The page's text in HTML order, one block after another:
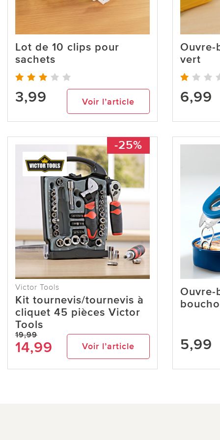
Lot de 10 clips pour
sachets
3,99 Voir l’article
Ouvre-
vert
6,99
-25%
Victor Tools
Kit tournevis/tournevis à
cliquet 45 pièces Victor
Tools
19,99
14,99 Voir l’article
Ouvre-
5,99